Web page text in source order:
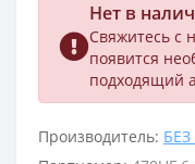
Нет в
Свяжитесь с
появится
подходящий
Производитель: